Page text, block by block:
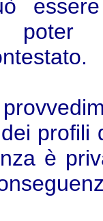
profili
è